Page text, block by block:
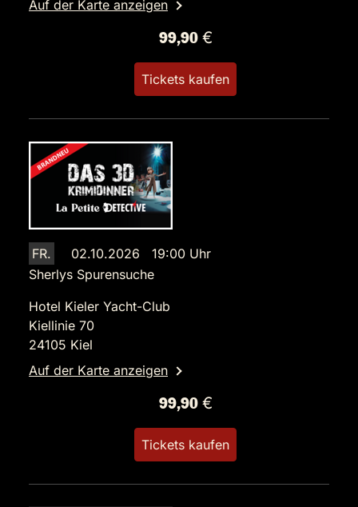
Auf der Karte anzeigen
99,90 €
Tickets kaufen
FR.
02.10.2026 19:00 Uhr
Sherlys Spurensuche
Hotel Kieler Yacht-Club
Kiellinie 70
24105 Kiel
Auf der Karte anzeigen
99,90 €
Tickets kaufen